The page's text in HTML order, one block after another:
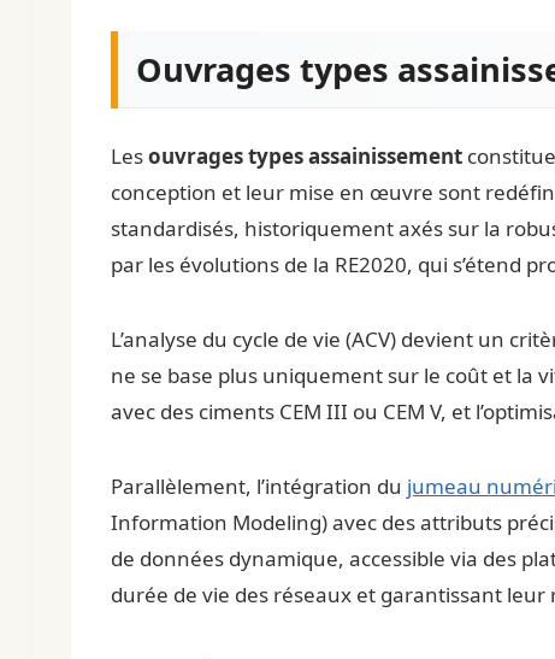
Ouvrages types
Lesouvrages types assainissement
conception et leur mise en œuvre sont
standardisés, historiquement axés sur la
par les évolutions de la RE2020, qui s’étend
L’analyse du cycle de vie (ACV) devient un
ne se base plus uniquement sur le coût et la
avec des ciments CEM III ou CEM V, et
Parallèlement, l’intégration du jumeau
Information Modeling) avec des attributs
de données dynamique, accessible via des
durée de vie des réseaux et garantissant